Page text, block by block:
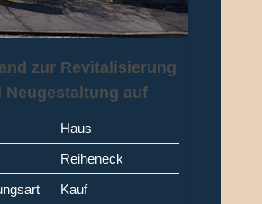
zur Revitalisierung
Neugestaltung auf
Porz (Grengel)
Haus
Reiheneck
Kauf